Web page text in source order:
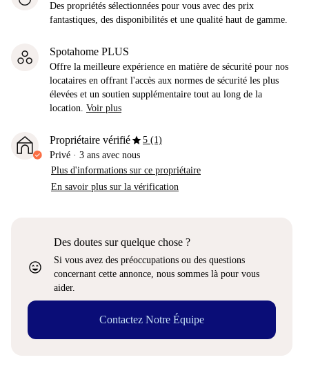
Des propriétés sélectionnées pour vous avec des prix
fantastiques, des disponibilités et une qualité haut de gamme.
Spotahome PLUS
Offre la meilleure expérience en matière de sécurité pour nos
locataires en offrant l'accès aux normes de sécurité les plus
élevées et un soutien supplémentaire tout au long de la
location. Voir plus
Propriétaire vérifiéstar5 (1)
Privé · 3 ans avec nous
Plus d'informations sur ce propriétaire
En savoir plus sur la vérification
sentiment_very_satisfied
Des doutes sur quelque chose ?
Si vous avez des préoccupations ou des questions
concernant cette annonce, nous sommes là pour vous
aider.
Contactez Notre Équipe